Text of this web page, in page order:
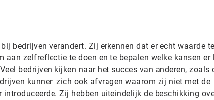
bedrijven verandert. Zij erkennen dat er echt waarde
aan zelfreflectie te doen en te bepalen welke kansen er
bedrijven kijken naar het succes van anderen, zoals
kunnen zich ook afvragen waarom zij niet met de
introduceerde. Zij hebben uiteindelijk de beschikking